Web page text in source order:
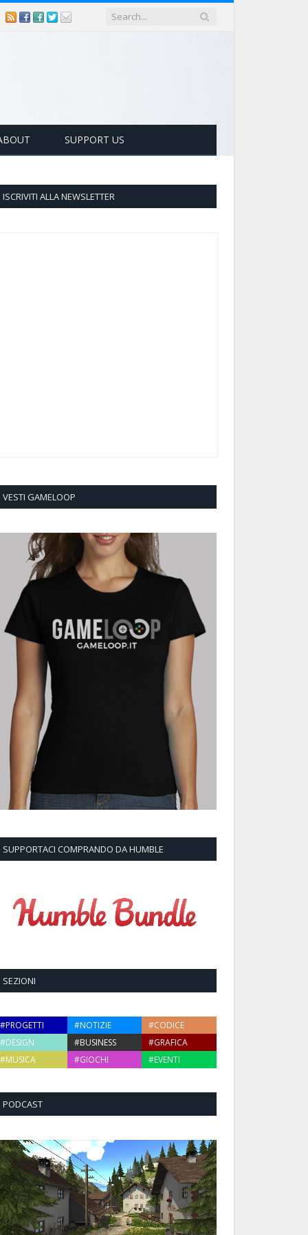
SUPPORT US
ISCRIVITI ALLA NEWSLETTER
VESTI GAMELOOP
SUPPORTACI COMPRANDO DA HUMBLE
SEZIONI
#PROGETTI #NOTIZIE
#CODICE
#DESIGN
#BUSINESS
#GRAFICA
#MUSICA
#GIOCHI #EVENTI
PODCAST